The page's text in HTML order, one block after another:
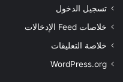
تسجيل الدخول
خلاصات Feed الإدخالات
خلاصة التعليقات
WordPress.org